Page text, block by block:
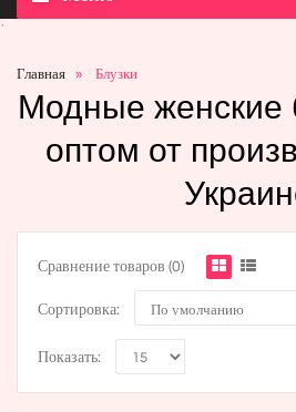
`
Главная Блузки
Модные женские
оптом от
Сравнение товаров (0)
Сортировка:
Показать: